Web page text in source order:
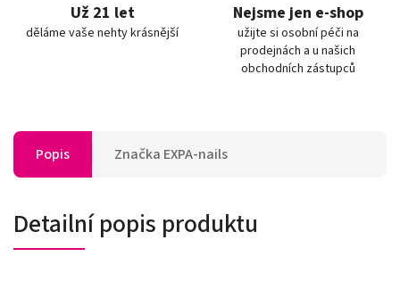
Už 21 let
děláme vaše nehty krásnější
Nejsme jen e-shop
užijte si osobní péči na
prodejnách a u našich
obchodních zástupců
Popis Značka EXPA-nails
Detailní popis produktu